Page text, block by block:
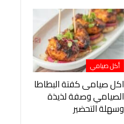
أكل صيامي
اكل صيامى كفتة البطاطا
الصيامي وصفة لذيذة
وسهلة التحضير